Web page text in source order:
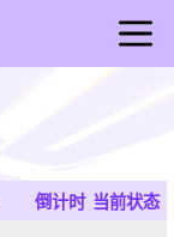
倒计时 当前状态